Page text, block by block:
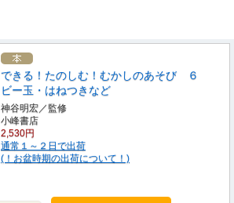
できる！たのしむ！むかしのあそび ６
ビー玉・はねつきなど
神谷明宏／監修
小峰書店
2,530円
通常１～２日で出荷
(！お盆時期の出荷について！)